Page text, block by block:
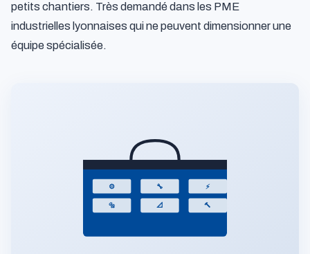
petits chantiers. Très demandé dans les PME
industrielles lyonnaises qui ne peuvent dimensionner une
équipe spécialisée.
⚙ 🔧 ⚡
🔩 📐 🔨